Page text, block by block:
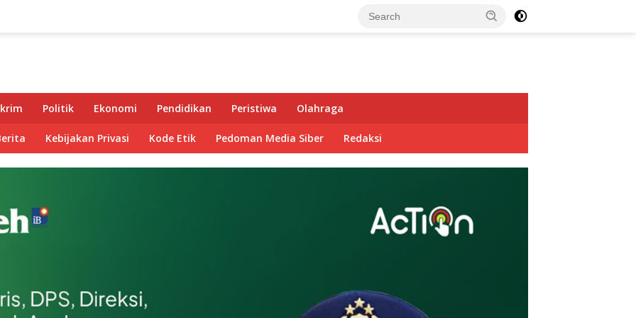
Politik Ekonomi Pendidikan Peristiwa Olahraga
Kebijakan Privasi Kode Etik Pedoman Media Siber Redaksi